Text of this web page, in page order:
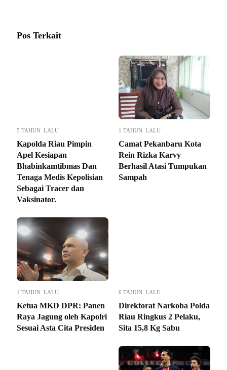
Pos Terkait
5 TAHUN LALU
Kapolda Riau Pimpin
Apel Kesiapan
Bhabinkamtibmas Dan
Tenaga Medis Kepolisian
Sebagai Tracer dan
Vaksinator.
1 TAHUN LALU
Camat Pekanbaru Kota
Rein Rizka Karvy
Berhasil Atasi Tumpukan
Sampah
1 TAHUN LALU
Ketua MKD DPR: Panen
Raya Jagung oleh Kapolri
Sesuai Asta Cita Presiden
6 TAHUN LALU
Direktorat Narkoba Polda
Riau Ringkus 2 Pelaku,
Sita 15,8 Kg Sabu